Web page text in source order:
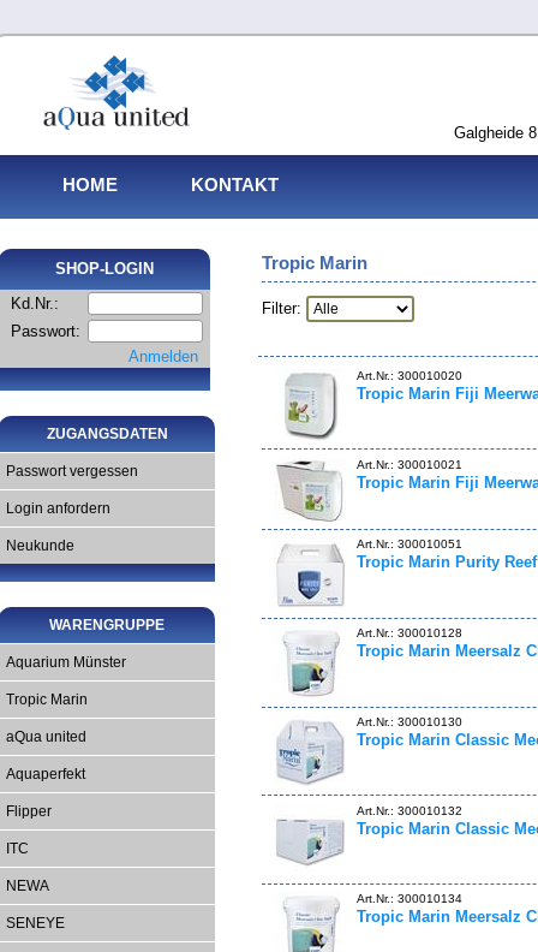
Galgheide
HOME KONTAKT
SHOP-LOGIN
Kd.Nr.:
Passwort:
Anmelden
ZUGANGSDATEN
Passwort vergessen
Login anfordern
Neukunde
WARENGRUPPE
Aquarium Münster
Tropic Marin
aQua united
Aquaperfekt
Flipper
ITC
NEWA
SENEYE
Tropic Marin
Filter:
Art.Nr.: 300010020
Tropic Marin Fiji
Art.Nr.: 300010021
Tropic Marin Fiji
Art.Nr.: 300010051
Tropic Marin Purity
Art.Nr.: 300010128
Tropic Marin Meersalz
Art.Nr.: 300010130
Tropic Marin Classic
Art.Nr.: 300010132
Tropic Marin Classic
Art.Nr.: 300010134
Tropic Marin Meersalz